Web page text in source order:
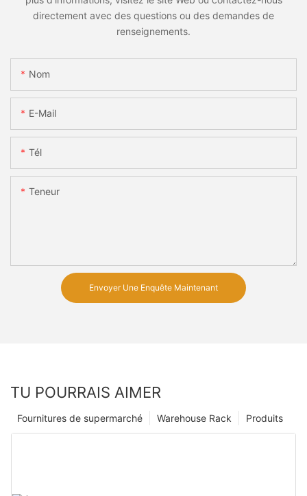
directement avec des questions ou des demandes de
renseignements.
Nom
E-Mail
Tél
Teneur
Envoyer Une Enquête Maintenant
TU POURRAIS AIMER
Produits
Warehouse Rack
Fournitures de supermarché